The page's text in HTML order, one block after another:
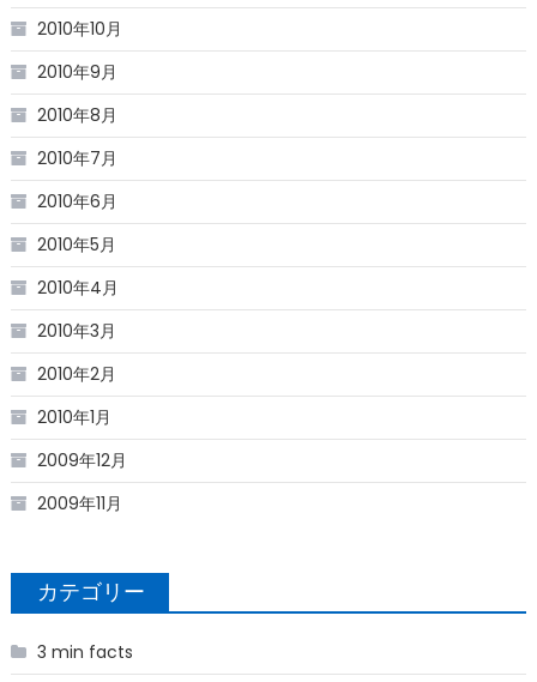
2010年10月
2010年9月
2010年8月
2010年7月
2010年6月
2010年5月
2010年4月
2010年3月
2010年2月
2010年1月
2009年12月
2009年11月
カテゴリー
3 min facts